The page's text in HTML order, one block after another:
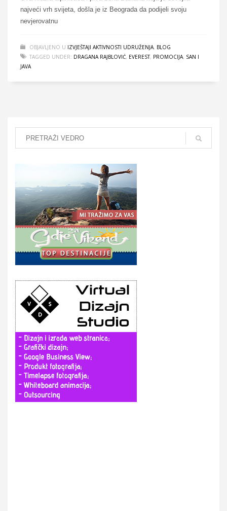
najveći vrh svijeta, došla je iz Beograda da podijeli svoju
nevjerovatnu
OBJAVLJENO U IZVJEŠTAJI AKTIVNOSTI UDRUŽENJA, BLOG
TAGGED UNDER: DRAGANA RAJBLOVIĆ, EVEREST, PROMOCIJA, SAN I
JAVA